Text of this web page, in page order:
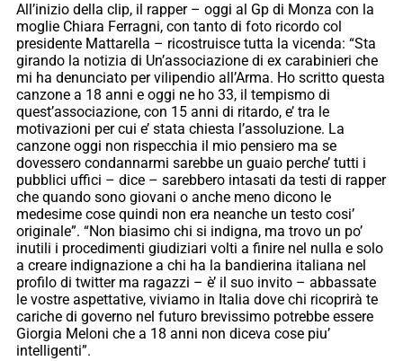
All’inizio della clip, il rapper – oggi al Gp di Monza con la
moglie Chiara Ferragni, con tanto di foto ricordo col
presidente Mattarella – ricostruisce tutta la vicenda: “Sta
girando la notizia di Un’associazione di ex carabinieri che
mi ha denunciato per vilipendio all’Arma. Ho scritto questa
canzone a 18 anni e oggi ne ho 33, il tempismo di
quest’associazione, con 15 anni di ritardo, e’ tra le
motivazioni per cui e’ stata chiesta l’assoluzione. La
canzone oggi non rispecchia il mio pensiero ma se
dovessero condannarmi sarebbe un guaio perche’ tutti i
pubblici uffici – dice – sarebbero intasati da testi di rapper
che quando sono giovani o anche meno dicono le
medesime cose quindi non era neanche un testo cosi’
originale”. “Non biasimo chi si indigna, ma trovo un po’
inutili i procedimenti giudiziari volti a finire nel nulla e solo
a creare indignazione a chi ha la bandierina italiana nel
profilo di twitter ma ragazzi – è’ il suo invito – abbassate
le vostre aspettative, viviamo in Italia dove chi ricoprirà te
cariche di governo nel futuro brevissimo potrebbe essere
Giorgia Meloni che a 18 anni non diceva cose piu’
intelligenti”.